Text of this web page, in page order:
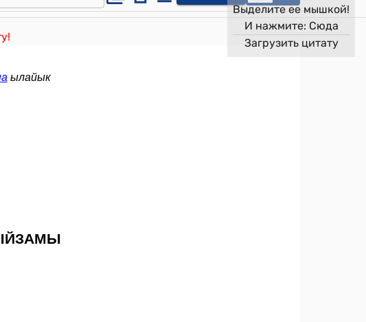
Выделите ее мышкой!
И нажмите: Сюда
Загрузить цитату